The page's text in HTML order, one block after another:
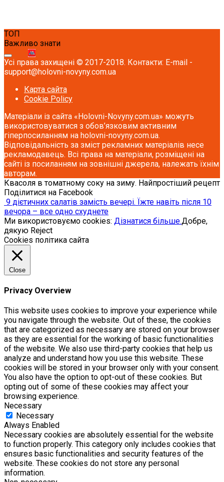
ТОП
Важливо знати
Усі права захищені © 2017-2018. Контакти: E-mail -
support@holovni-novyny.com.ua
Карта сайта
Cookie Policy
Матеріали із сайта «Holovni-Novyny.com.ua» можуть
використовуватися з обов’язковим активним
гіперпосиланням на holovni-novyny.com.ua.
Відповідальність за зміст рекламних матеріалів несе
рекламодавець. Всі права на матеріали, розміщені на
сайті із посиланням на зовнішні джерела, належать їхнім
авторам.
Квасоля в томатному соку на зиму. Найпростіший рецепт
Поділитися на Facebook
9 дієтичних салатів замість вечері. Їжте навіть після 10
вечора – все одно схуднете
Ми використовуємо cookies: Дізнатися більше.Добре,
дякую Reject
Cookies політика сайта
Close
Privacy Overview
This website uses cookies to improve your experience while
you navigate through the website. Out of these, the cookies
that are categorized as necessary are stored on your browser
as they are essential for the working of basic functionalities
of the website. We also use third-party cookies that help us
analyze and understand how you use this website. These
cookies will be stored in your browser only with your consent.
You also have the option to opt-out of these cookies. But
opting out of some of these cookies may affect your
browsing experience.
Necessary
Necessary
Always Enabled
Necessary cookies are absolutely essential for the website
to function properly. This category only includes cookies that
ensures basic functionalities and security features of the
website. These cookies do not store any personal
information.